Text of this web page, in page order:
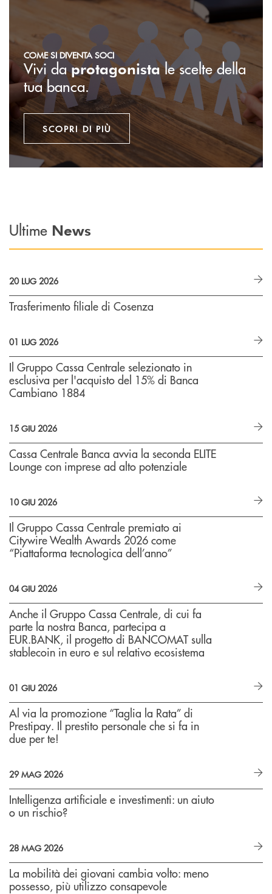
COME SI DIVENTA SOCI
Vivi daprotagonistale scelte della
tua banca.
SCOPRI DI PIÙ
Ultime News
20 LUG 2026
Trasferimento filiale di Cosenza
01 LUG 2026
Il Gruppo Cassa Centrale selezionato in
esclusiva per l'acquisto del 15% di Banca
Cambiano 1884
15 GIU 2026
Cassa Centrale Banca avvia la seconda ELITE
Lounge con imprese ad alto potenziale
10 GIU 2026
Il Gruppo Cassa Centrale premiato ai
Citywire Wealth Awards 2026 come
“Piattaforma tecnologica dell’anno”
04 GIU 2026
Anche il Gruppo Cassa Centrale, di cui fa
parte la nostra Banca, partecipa a
EUR.BANK, il progetto di BANCOMAT sulla
stablecoin in euro e sul relativo ecosistema
01 GIU 2026
Al via la promozione “Taglia la Rata” di
Prestipay. Il prestito personale che si fa in
due per te!
29 MAG 2026
Intelligenza artificiale e investimenti: un aiuto
o un rischio?
28 MAG 2026
La mobilità dei giovani cambia volto: meno
possesso, più utilizzo consapevole